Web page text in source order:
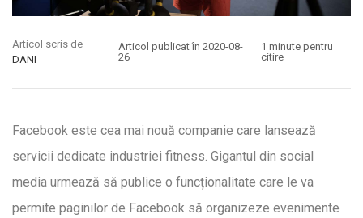
Articol scris de
DANI
Articol publicat în 2020-08-
26
1 minute pentru
citire
Facebook este cea mai nouă companie care lansează
servicii dedicate industriei fitness. Gigantul din social
media urmează să publice o funcționalitate care le va
permite paginilor de Facebook să organizeze evenimente